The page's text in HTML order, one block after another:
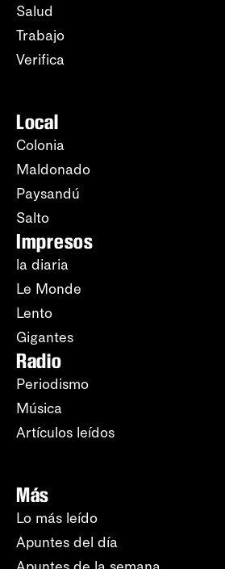
Salud
Trabajo
Verifica
Local
Colonia
Maldonado
Paysandú
Salto
Impresos
la diaria
Le Monde
Lento
Gigantes
Radio
Periodismo
Música
Artículos leídos
Más
Lo más leído
Apuntes del día